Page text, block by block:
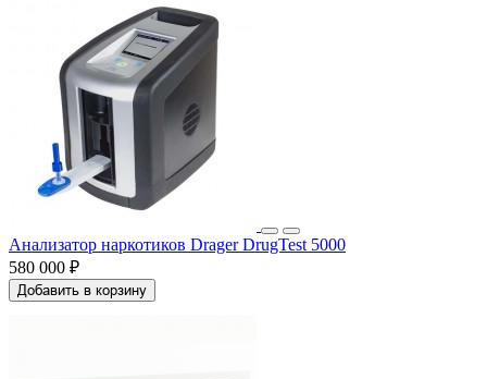
Анализатор наркотиков Drager DrugTest 5000
580 000 ₽
Добавить в корзину